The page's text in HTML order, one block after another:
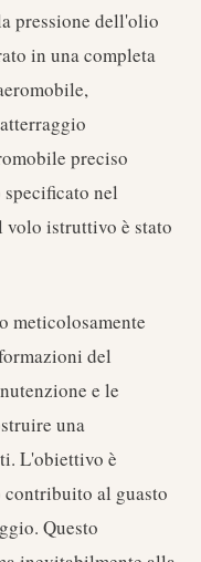
pressione dell'olio
in una completa
preciso
nel
istruttivo è stato
meticolosamente
del
e le
una
L'obiettivo è
al guasto
Questo